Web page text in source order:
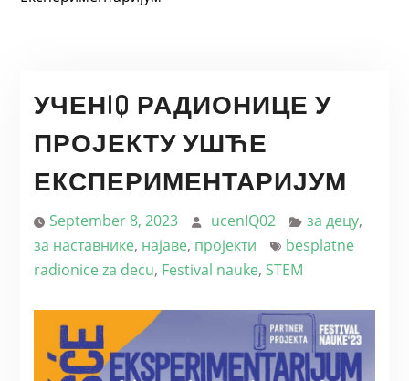
УЧЕНIQ РАДИОНИЦЕ У
ПРОЈЕКТУ УШЋЕ
ЕКСПЕРИМЕНТАРИЈУМ
September 8, 2023 ucenIQ02 за децу,
за наставнике, најаве, пројекти
besplatne
radionice za decu, Festival nauke, STEM